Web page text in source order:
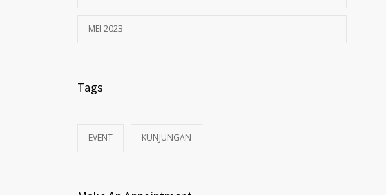
MEI 2023
Tags
EVENT KUNJUNGAN